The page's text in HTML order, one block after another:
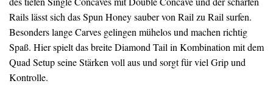
Rails lässt sich das Spun Honey sauber von Rail zu Rail surfen.
Besonders lange Carves gelingen mühelos und machen richtig
Spaß. Hier spielt das breite Diamond Tail in Kombination mit dem
Quad Setup seine Stärken voll aus und sorgt für viel Grip und
Kontrolle.